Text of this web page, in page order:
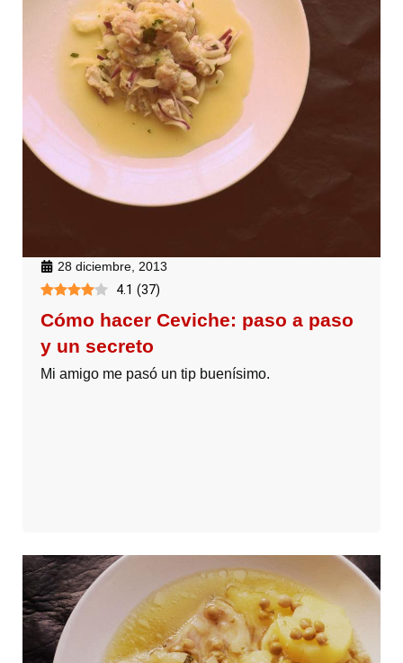
28 diciembre, 2013
4.1 (37)
Cómo hacer Ceviche: paso a paso
y un secreto
Mi amigo me pasó un tip buenísimo.